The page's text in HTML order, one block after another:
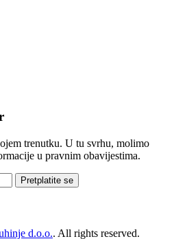
trenutku. U tu svrhu, molimo
u pravnim obavijestima.
Pretplatite se
d.o.o.. All rights reserved.